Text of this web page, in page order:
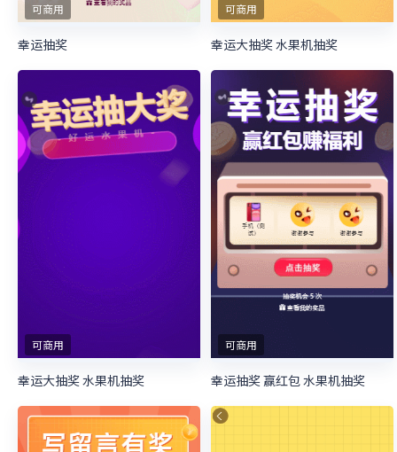
可商用
幸运抽奖
可商用
幸运大抽奖 水果机抽奖
可商用
幸运大抽奖 水果机抽奖
可商用
幸运抽奖 赢红包 水果机抽奖